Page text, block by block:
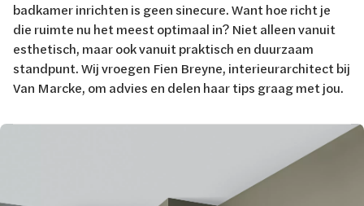
badkamer inrichten is geen sinecure. Want hoe richt je
die ruimte nu het meest optimaal in? Niet alleen vanuit
esthetisch, maar ook vanuit praktisch en duurzaam
standpunt. Wij vroegen Fien Breyne, interieurarchitect bij
Van Marcke, om advies en delen haar tips graag met jou.
Afbeelding